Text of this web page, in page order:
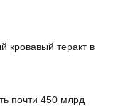
кровавый теракт в
почти 450 млрд